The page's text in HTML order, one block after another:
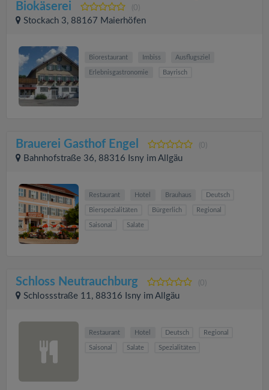
Biokäserei
(0)
Stockach 3, 88167 Maierhöfen
Biorestaurant Imbiss Ausflugsziel
Erlebnisgastronomie Bayrisch
Brauerei Gasthof Engel (0)
Bahnhofstraße 36, 88316 Isny im Allgäu
Restaurant Hotel Brauhaus Deutsch
Bierspezialitäten Bürgerlich Regional
Saisonal Salate
Schloss Neutrauchburg (0)
Schlossstraße 11, 88316 Isny im Allgäu
Restaurant Hotel Deutsch Regional
Saisonal Salate Spezialitäten